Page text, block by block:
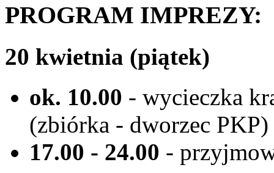
PROGRAM IMPREZY:
20 kwietnia (piątek)
ok. 10.00 - wycieczka
(zbiórka - dworzec PKP)
17.00 - 24.00 -